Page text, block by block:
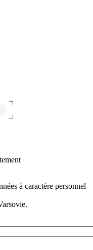
à caractère personnel